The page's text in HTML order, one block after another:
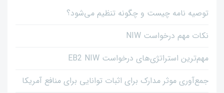
توصیه نامه چیست و چگونه تنظیم می‌شود؟
نکات مهم درخواست NIW
مهم‌ترین استراتژی‌های درخواست EB2 NIW
جمع‌آوری موثر مدارک برای اثبات توانایی برای منافع آمریکا